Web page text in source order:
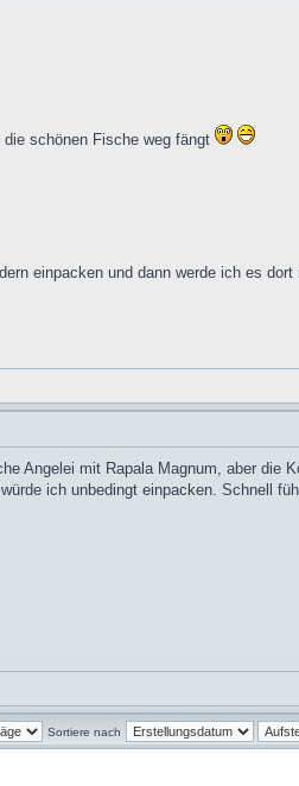
schönen Fische weg fängt
einpacken und dann werde ich es
Angelei mit Rapala Magnum, aber die
ich unbedingt einpacken. Schnell
Sortiere nach